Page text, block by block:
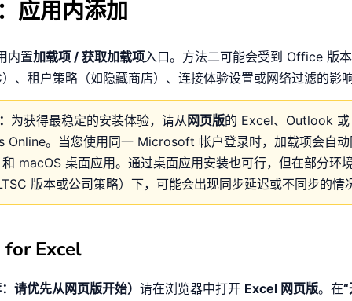
应用内添加
内置加载项 / 获取加载项入口。方法二可能会受到 Office 版本
、租户策略（如隐藏商店）、连接体验设置或网络过滤的影
为获得最稳定的安装体验，请从 网页版的 Excel、Outlook
Online。当您使用同一 Microsoft 帐户登录时，加载项会自
macOS 桌面应用。通过桌面应用安装也可行，但在部分环
版本或公司策略）下，可能会出现同步延迟或不同步的情
Excel
请优先从网页版开始） 请在浏览器中打开 Excel 网页版。在